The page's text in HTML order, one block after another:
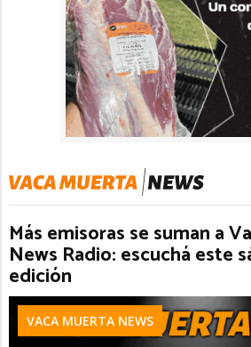
Más emisoras se suman a
News Radio: escuchá este
edición
VACA MUERTA NEWS